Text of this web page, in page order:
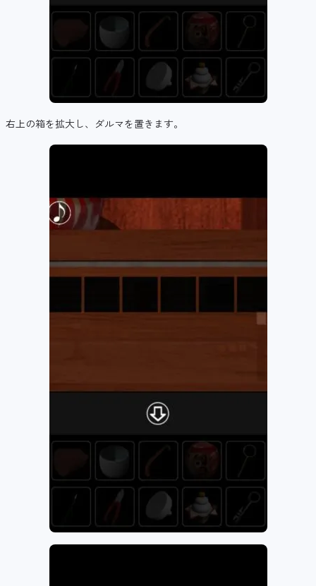
右上の箱を拡大し、ダルマを置きます。